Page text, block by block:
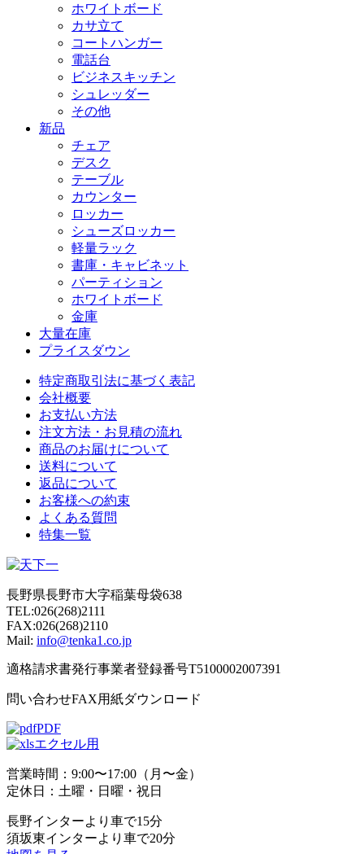
ホワイトボード
カサ立て
コートハンガー
電話台
ビジネスキッチン
シュレッダー
その他
新品
チェア
デスク
テーブル
カウンター
ロッカー
シューズロッカー
軽量ラック
書庫・キャビネット
パーティション
ホワイトボード
金庫
大量在庫
プライスダウン
特定商取引法に基づく表記
会社概要
お支払い方法
注文方法・お見積の流れ
商品のお届けについて
送料について
返品について
お客様への約束
よくある質問
特集一覧
長野県長野市大字稲葉母袋638
TEL:026(268)2111
FAX:026(268)2110
Mail: info@tenka1.co.jp
適格請求書発行事業者登録番号T5100002007391
問い合わせFAX用紙ダウンロード
PDF
エクセル用
営業時間：9:00〜17:00（月〜金）
定休日：土曜・日曜・祝日
長野インターより車で15分
須坂東インターより車で20分